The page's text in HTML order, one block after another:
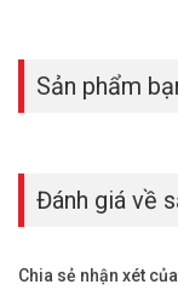
Sản phẩm
Đánh giá về
Chia sẻ nhận xét